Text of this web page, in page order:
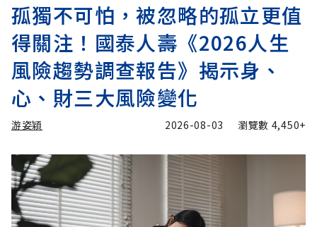
孤獨不可怕，被忽略的孤立更值
得關注！國泰人壽《2026人生
風險趨勢調查報告》揭示身、
心、財三大風險變化
游姿穎 2026-08-03 瀏覽數 4,450+